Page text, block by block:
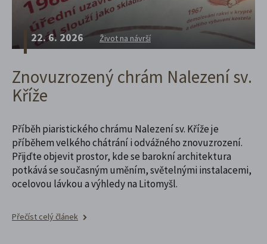
22. 6. 2026 Život na návrší
Znovuzrozený chrám Nalezení sv.
Kříže
Příběh piaristického chrámu Nalezení sv. Kříže je
příběhem velkého chátrání i odvážného znovuzrození.
Přijďte objevit prostor, kde se barokní architektura
potkává se současným uměním, světelnými instalacemi,
ocelovou lávkou a výhledy na Litomyšl.
Přečíst celý článek